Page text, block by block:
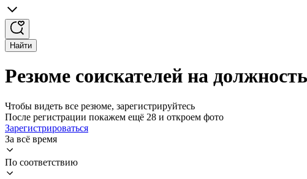
Найти
Резюме соискателей на
Чтобы видеть все резюме, зарегистрируйтесь
После регистрации покажем ещё 28 и откроем фото
Зарегистрироваться
За всё время
По соответствию